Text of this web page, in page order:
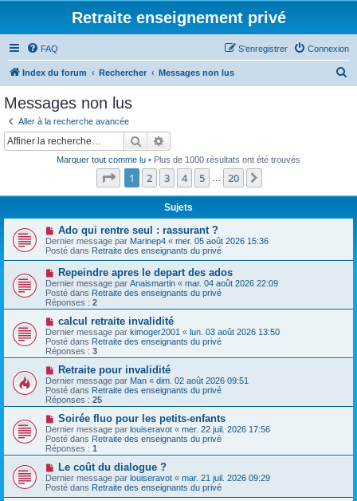
Retraite enseignement privé
FAQ Connexion
S’enregistrer
Index du forum Rechercher Messages non lus
Messages non lus
Aller à la recherche avancée
Rechercher
Marquer tout comme lu • Plus de 1000 résultats ont été trouvés
Page 1sur20
1 2 3 4 5 20
Sujets
N
o
u
v
e
a
u
m
e
s
a
g
e
Ado qui rentre seul : rassurant ?
Dernier message par Marinep4 « mer. 05 août 2026 15:36
Posté dans Retraite des enseignants du privé
N
o
u
v
e
a
u
m
e
s
s
a
g
e
Repeindre apres le depart des ados
Dernier message par Anaismartin « mar. 04 août 2026 22:09
Posté dans Retraite des enseignants du privé
Réponses : 2
N
o
u
v
e
a
u
m
e
s
s
a
g
e
calcul retraite invalidité
Dernier message par kimoger2001 « lun. 03 août 2026 13:50
Posté dans Retraite des enseignants du privé
Réponses : 3
N
o
u
v
e
a
u
m
e
s
s
a
g
e
Retraite pour invalidité
Dernier message par Man « dim. 02 août 2026 09:51
Posté dans Retraite des enseignants du privé
Réponses : 25
N
o
u
v
e
a
u
m
e
Soirée fluo pour les petits-enfants
Dernier message par louiseravot « mer. 22 juil. 2026 17:56
Posté dans Retraite des enseignants du privé
Réponses : 1
N
o
u
v
Le coût du dialogue ?
Dernier message par louiseravot « mar. 21 juil. 2026 09:29
Posté dans Retraite des enseignants du privé